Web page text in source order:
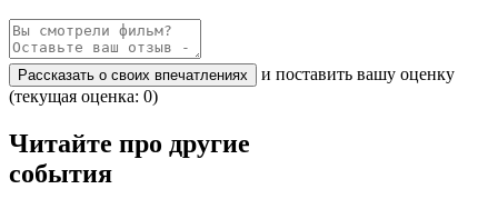
Рассказать о своих впечатлениях
и поставить вашу оценку
(текущая оценка: 0)
Читайте про другие
события